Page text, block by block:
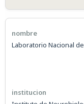
Laboratorio Nacional